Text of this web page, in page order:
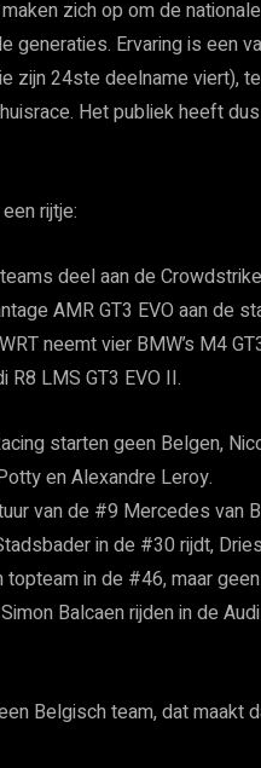
zich op om de
generaties. Ervaring is een
zijn 24ste deelname viert),
Het publiek heeft
rijtje:
deel aan de
AMR GT3 EVO aan de
neemt vier BMW’s M4
LMS GT3 EVO II.
starten geen Belgen,
en Alexandre Leroy.
van de #9 Mercedes van
in de #30 rijdt,
in de #46, maar
Balcaen rijden in de
Belgisch team, dat maakt